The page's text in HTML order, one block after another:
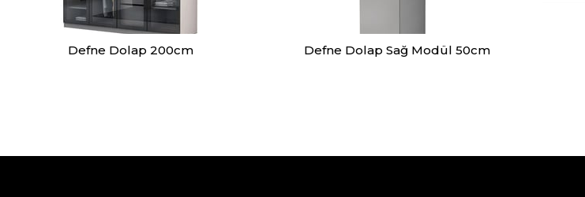
Defne Dolap 200cm Defne Dolap Sağ Modül 50cm